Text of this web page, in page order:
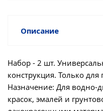
Описание
Набор - 2 шт.
конструкция. Только для
Назначение: Для водно-
красок, эмалей и